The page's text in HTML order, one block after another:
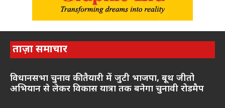
ताज़ा समाचार
विधानसभा चुनाव की तैयारी में जुटी भाजपा, बूथ जीतो
अभियान से लेकर विकास यात्रा तक बनेगा चुनावी रोडमैप